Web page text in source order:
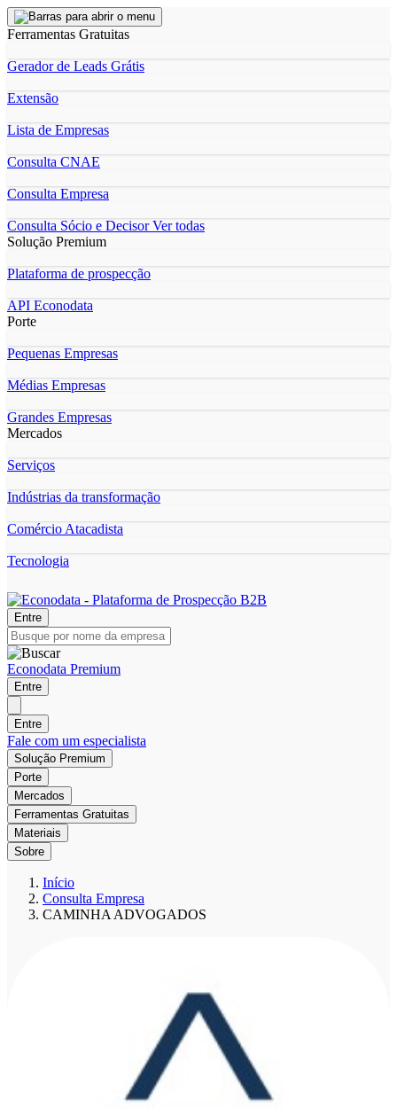
Ferramentas Gratuitas
Gerador de Leads Grátis
Extensão
Lista de Empresas
Consulta CNAE
Consulta Empresa
Consulta Sócio e DecisorVer todas
Solução Premium
Plataforma de prospecção
API Econodata
Porte
Pequenas Empresas
Médias Empresas
Grandes Empresas
Mercados
Serviços
Indústrias da transformação
Comércio Atacadista
Tecnologia
Entre
Econodata Premium
Entre
Entre
Fale com um especialista
Solução Premium
Porte
Mercados
Ferramentas Gratuitas
Materiais
Sobre
Início
Consulta Empresa
CAMINHA ADVOGADOS